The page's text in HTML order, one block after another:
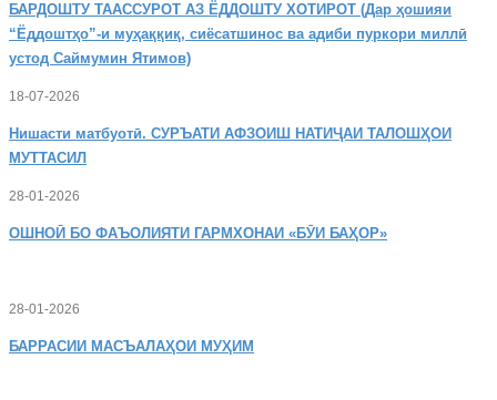
БАРДОШТУ ТААССУРОТ АЗ ЁДДОШТУ ХОТИРОТ (Дар ҳошияи
“Ёддоштҳо”-и муҳаққиқ, сиёсатшинос ва адиби пуркори миллӣ
устод Саймумин Ятимов)
18-07-2026
Нишасти матбуотӣ. СУРЪАТИ АФЗОИШ НАТИҶАИ ТАЛОШҲОИ
МУТТАСИЛ
28-01-2026
ОШНОӢ БО ФАЪОЛИЯТИ ГАРМХОНАИ «БӮИ БАҲОР»
28-01-2026
БАРРАСИИ МАСЪАЛАҲОИ МУҲИМ